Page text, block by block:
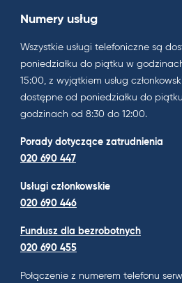
Numery usług
Wszystkie usługi telefoniczne są
poniedziałku do piątku w
15:00, z wyjątkiem usług
dostępne od poniedziałku do
godzinach od 8:30 do 12:00.
Porady dotyczące zatrudnienia
020 690 447
Usługi członkowskie
020 690 446
Fundusz dla bezrobotnych
020 690 455
Połączenie z numerem telefonu